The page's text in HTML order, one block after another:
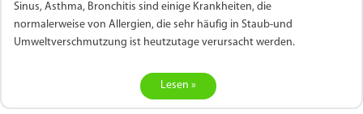
Sinus, Asthma, Bronchitis sind einige Krankheiten, die
normalerweise von Allergien, die sehr häufig in Staub-und
Umweltverschmutzung ist heutzutage verursacht werden.
Lesen »